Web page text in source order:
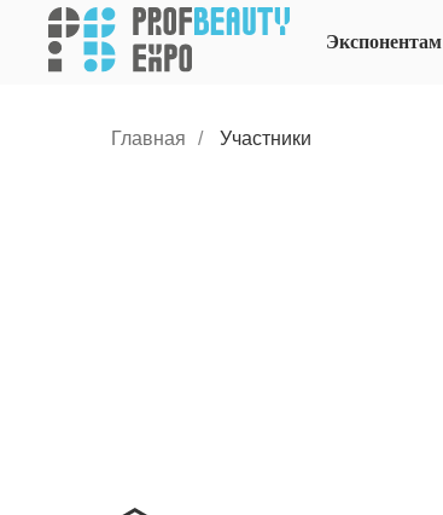
Экспонентам
Главная / Участники